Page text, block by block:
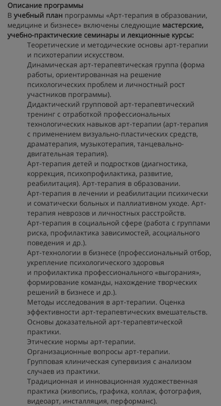
Описание программы
В учебный план программы «Арт-терапия в образовании,
медицине и бизнесе» включены следующие мастерские,
учебно-практические семинары и лекционные курсы:
Теоретические и методические основы арт-терапии
и психотерапии искусством.
Динамическая арт-терапевтическая группа (форма
работы, ориентированная на решение
психологических проблем и личностный рост
участников программы).
Дидактический групповой арт-терапевтический
тренинг с отработкой профессиональных
технологических навыков арт-терапии (арт-терапия
с применением визуально-пластических средств,
драматерапия, музыкотерапия, танцевально-
двигательная терапия).
Арт-терапия детей и подростков (диагностика,
коррекция, психопрофилактика, развитие,
реабилитация). Арт-терапия в образовании.
Арт-терапия в лечении и реабилитации психически
и соматически больных и паллиативном уходе. Арт-
терапия неврозов и личностных расстройств.
Арт-терапия в социальной сфере (работа с группами
риска, профилактика зависимостей, асоциального
поведения и др.).
Арт-технологии в бизнесе (профессиональный отбор,
укрепление психологического здоровья
и профилактика профессионального «выгорания»,
формирование команды, нахождение творческих
решений в бизнесе и др.).
Методы исследования в арт-терапии. Оценка
эффективности арт-терапевтических вмешательств.
Основы доказательной арт-терапевтической
практики.
Этические нормы арт-терапии.
Организационные вопросы арт-терапии.
Групповая клиническая супервизия с анализом
случаев из практики.
Традиционная и инновационная художественная
практика (живопись, графика, коллаж, фотография,
видеоарт, инсталляция, перформанс).